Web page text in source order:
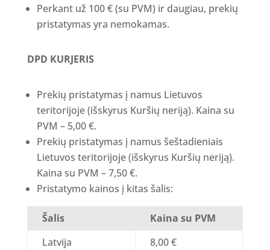
Perkant už 100 € (su PVM) ir daugiau, prekių
pristatymas yra nemokamas.
DPD KURJERIS
Prekių pristatymas į namus Lietuvos
teritorijoje (išskyrus Kuršių neriją). Kaina su
PVM – 5,00 €.
Prekių pristatymas į namus šeštadieniais
Lietuvos teritorijoje (išskyrus Kuršių neriją).
Kaina su PVM – 7,50 €.
Pristatymo kainos į kitas šalis:
Šalis
Kaina su PVM
Latvija
8,00 €